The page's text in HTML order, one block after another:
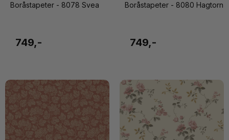
Boråstapeter - 8078 Svea
749,-
Boråstapeter - 8080 Hagtorn
749,-